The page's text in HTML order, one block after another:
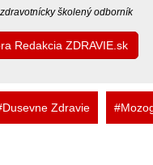
školený odborník
Redakcia ZDRAVIE.sk
Zdravie